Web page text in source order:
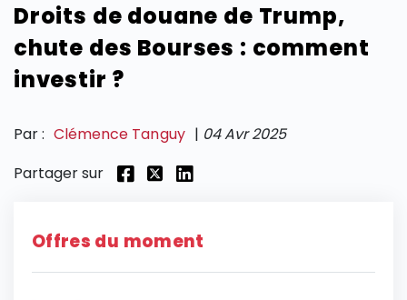
SECTIONS
Droits de douane de Trump,
chute des Bourses : comment
investir ?
Par : Clémence Tanguy | 04 Avr 2025
Partager sur
Offres du moment